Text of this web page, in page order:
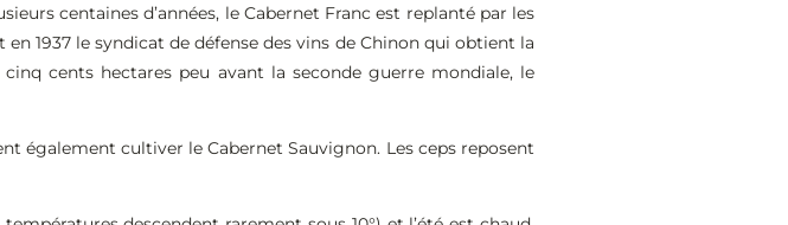
centaines d’années, le Cabernet Franc est replanté par les
1937 le syndicat de défense des vins de Chinon qui obtient la
cents hectares peu avant la seconde guerre mondiale, le
également cultiver le Cabernet Sauvignon. Les ceps reposent